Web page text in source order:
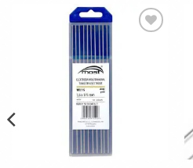
Deze
optie
kan
gekozen
worden
op
de
productpagina